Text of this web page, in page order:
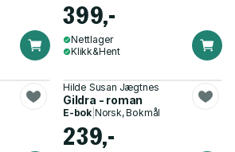
399,-
Nettlager
Klikk&Hent
Hilde Susan Jægtnes
Gildra - roman
E-bok Norsk, Bokmål
239,-